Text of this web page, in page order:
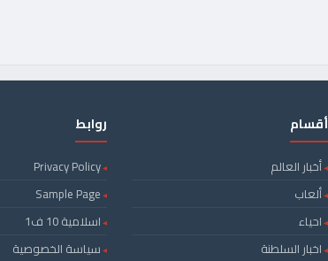
أقسام
أخبار العالم
ألعاب
احياء
اخبار السلطنة
روابط
Privacy Policy
Sample Page
اسلامية 10 ف1
سياسة الخصوصية